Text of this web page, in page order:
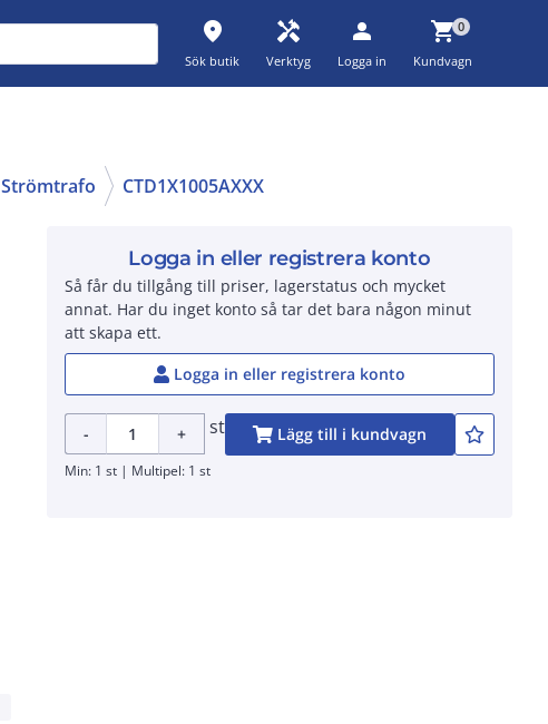
place
Sök butik
handyman
Verktyg
person
Logga in
shopping_cart0
Kundvagn
Strömtrafo CTD1X1005AXXX
Logga in eller registrera konto
Så får du tillgång till priser, lagerstatus och mycket
annat. Har du inget konto så tar det bara någon minut
att skapa ett.
Logga in eller registrera konto
- + st Lägg till i kundvagn
Min: 1 st | Multipel: 1 st